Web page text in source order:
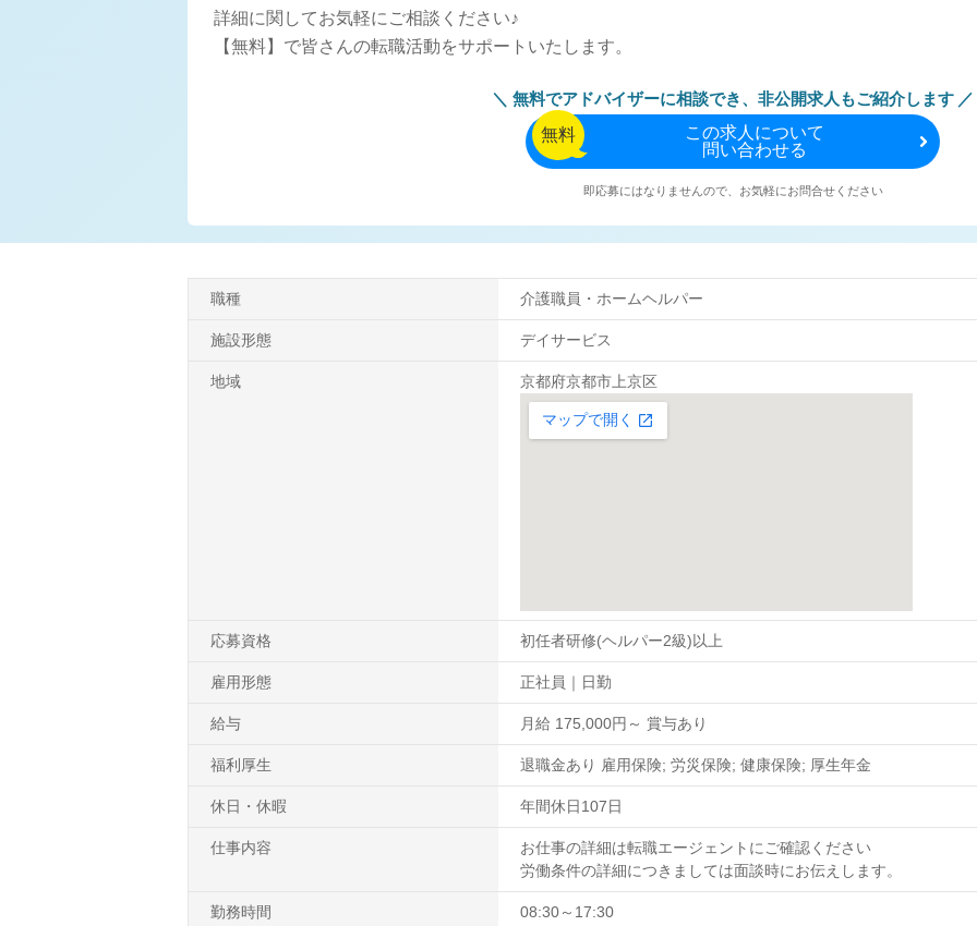
詳細に関してお気軽にご相談ください♪
【無料】で皆さんの転職活動をサポートいたします。
無料でアドバイザーに相談でき、 非公開求人もご紹介します
無料
この求人について
問い合わせる
即応募にはなりませんので、お気軽にお問合せください
職種 介護職員・ホームヘルパー
施設形態 デイサービス
地域 京都府京都市上京区
応募資格 初任者研修(ヘルパー2級)以上
雇用形態 正社員｜日勤
給与 月給 175,000円～ 賞与あり
福利厚生 退職金あり 雇用保険; 労災保険; 健康保険; 厚生年金
休日・休暇 年間休日107日
仕事内容
お仕事の詳細は転職エージェントにご確認ください
労働条件の詳細につきましては面談時にお伝えします。
勤務時間 08:30～17:30